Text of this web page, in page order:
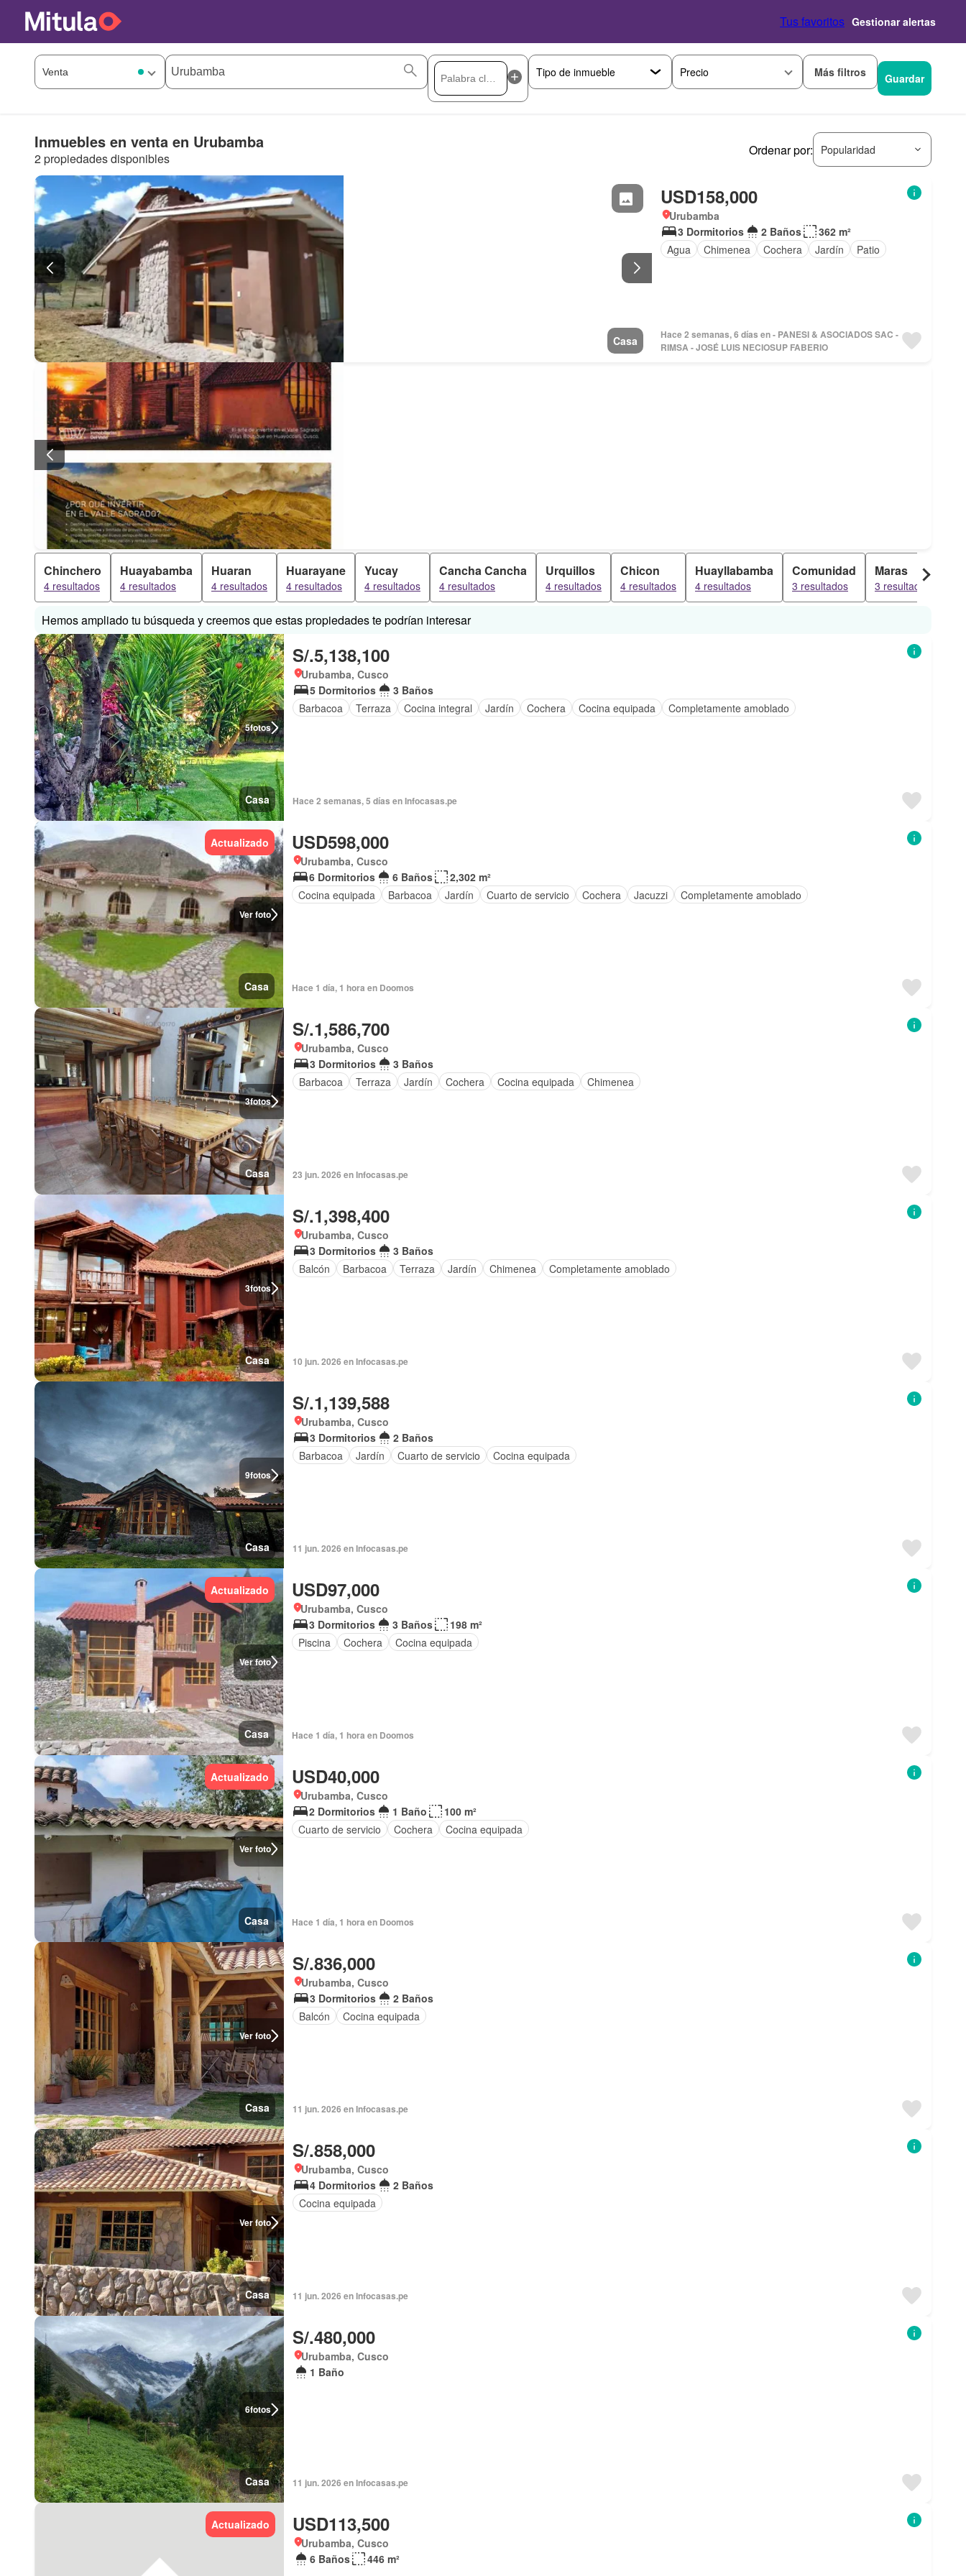
Tus favoritos Gestionar alertas
Precio Más filtros Guardar
Inmuebles en venta en Urubamba
2 propiedades disponibles
Ordenar por: Popularidad
Casa
USD158,000
Urubamba
3 Dormitorios
2 Baños
362 m²
Agua
Chimenea Cochera Jardín Patio
Hace 2 semanas, 6 días en - PANESI & ASOCIADOS SAC -
RIMSA - JOSÉ LUIS NECIOSUP FABERIO
Chinchero
4 resultados
Huayabamba
4 resultados
Huaran
4 resultados
Huarayane
4 resultados
Yucay
4 resultados
Cancha Cancha
4 resultados
Urquillos
4 resultados
Chicon
4 resultados
Huayllabamba
4 resultados
Comunidad
3 resultados
Maras
3 resultados
Hemos ampliado tu búsqueda y creemos que estas propiedades te podrían interesar
5fotos
Casa
S/.5,138,100
Urubamba, Cusco
5 Dormitorios
3 Baños
Barbacoa
Terraza Cocina integral Jardín Cochera Cocina equipada Completamente amoblado
Hace 2 semanas, 5 días en Infocasas.pe
Ver foto
Actualizado
Casa
USD598,000
Urubamba, Cusco
6 Dormitorios
6 Baños
2,302 m²
Cocina equipada
Barbacoa Jardín Cuarto de servicio Cochera Jacuzzi Completamente amoblado
Hace 1 día, 1 hora en Doomos
3fotos
Casa
S/.1,586,700
Urubamba, Cusco
3 Dormitorios
3 Baños
Barbacoa
Terraza Jardín Cochera Cocina equipada Chimenea
23 jun. 2026 en Infocasas.pe
3fotos
Casa
S/.1,398,400
Urubamba, Cusco
3 Dormitorios
3 Baños
Balcón
Barbacoa Terraza Jardín Chimenea Completamente amoblado
10 jun. 2026 en Infocasas.pe
9fotos
Casa
S/.1,139,588
Urubamba, Cusco
3 Dormitorios
2 Baños
Barbacoa
Jardín Cuarto de servicio Cocina equipada
11 jun. 2026 en Infocasas.pe
Ver foto
Actualizado
Casa
USD97,000
Urubamba, Cusco
3 Dormitorios
3 Baños
198 m²
Piscina
Cochera Cocina equipada
Hace 1 día, 1 hora en Doomos
Ver foto
Actualizado
Casa
USD40,000
Urubamba, Cusco
2 Dormitorios
1 Baño
100 m²
Cuarto de servicio
Cochera Cocina equipada
Hace 1 día, 1 hora en Doomos
Ver foto
Casa
S/.836,000
Urubamba, Cusco
3 Dormitorios
2 Baños
Balcón
Cocina equipada
11 jun. 2026 en Infocasas.pe
Ver foto
Casa
S/.858,000
Urubamba, Cusco
4 Dormitorios
2 Baños
Cocina equipada
11 jun. 2026 en Infocasas.pe
6fotos
Casa
S/.480,000
Urubamba, Cusco
1 Baño
11 jun. 2026 en Infocasas.pe
Actualizado USD113,500
Urubamba, Cusco
6 Baños
446 m²